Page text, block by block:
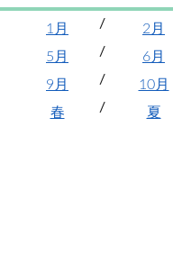
1月 2月
5月
6月
9月
10月
春
夏